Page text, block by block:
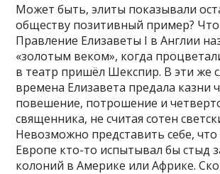
Может быть, элиты показывали
обществу позитивный пример?
Правление Елизаветы I в Англии
«золотым веком», когда
в театр пришёл Шекспир. В эти же
времена Елизавета предала казни
повешение, потрошение и
священника, не считая сотен
Невозможно представить себе, что
Европе кто-то испытывал бы стыд
колоний в Америке или Африке.